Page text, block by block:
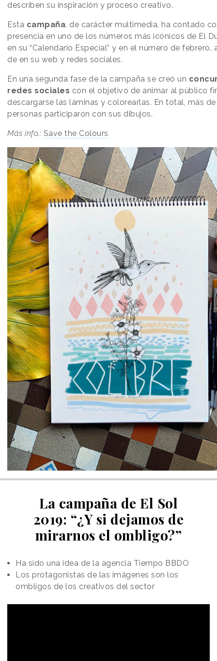
describen su inspiración y proceso creativo.
Esta campaña, de carácter multimedia, ha contado
presencia en uno de los números más icónicos de El
en su “Calendario Especial” y en el número de febrero,
de en su web y redes sociales.
En una segunda fase de la campaña se creó un
redes sociales con el objetivo de animar al público
descargarse las láminas y colorearlas. En total, más
personas participaron con sus dibujos.
Más info.: Save the Colours
La campaña de El Sol
2019: “¿Y si dejamos de
mirarnos el ombligo?”
Ha sido una idea de la agencia Tiempo BBDO
Los protagonistas de las imágenes son los
ombligos de los creativos del sector